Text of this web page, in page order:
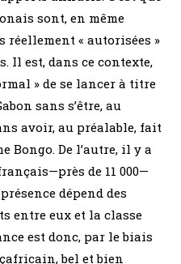
sont, en même
réellement « autorisées »
Il est, dans ce contexte,
» de se lancer à titre
sans s’être, au
avoir, au préalable, fait
Bongo. De l’autre, il y a
de 11 000—
dépend des
entre eux et la classe
est donc, par le biais
bel et bien